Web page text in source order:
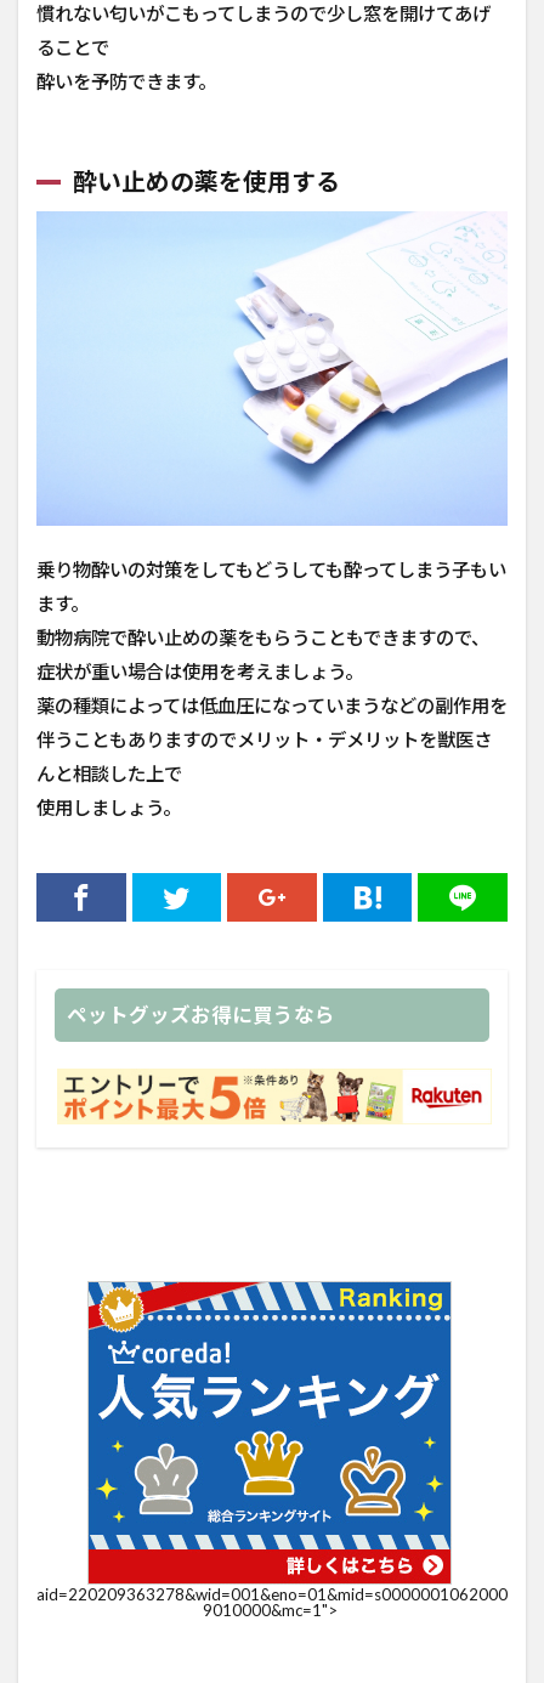
慣れない匂いがこもってしまうので少し窓を開けてあげ
ることで
酔いを予防できます。
酔い止めの薬を使用する
乗り物酔いの対策をしてもどうしても酔ってしまう子もい
ます。
動物病院で酔い止めの薬をもらうこともできますので、
症状が重い場合は使用を考えましょう。
薬の種類によっては低血圧になっていまうなどの副作用を
伴うこともありますのでメリット・デメリットを獣医さ
んと相談した上で
使用しましょう。
ペットグッズお得に買うなら
aid=220209363278&wid=001&eno=01&mid=s0000001062000
9010000&mc=1">